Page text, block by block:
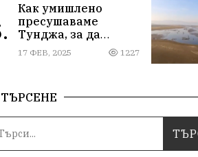
Как умишлено
пресушаваме
Тунджа, за да
пълним Марица и…
джобовете на частни
17 ФЕВ, 2025 1227
ТЪРСЕНЕ